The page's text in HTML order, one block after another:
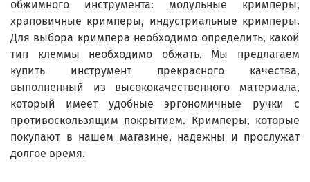
обжимного инструмента: модульные кримперы,
храповичные кримперы, индустриальные кримперы.
Для выбора кримпера необходимо определить, какой
тип клеммы необходимо обжать. Мы предлагаем
купить инструмент прекрасного качества,
выполненный из высококачественного материала,
который имеет удобные эргономичные ручки с
противоскользящим покрытием. Кримперы, которые
покупают в нашем магазине, надежны и прослужат
долгое время.